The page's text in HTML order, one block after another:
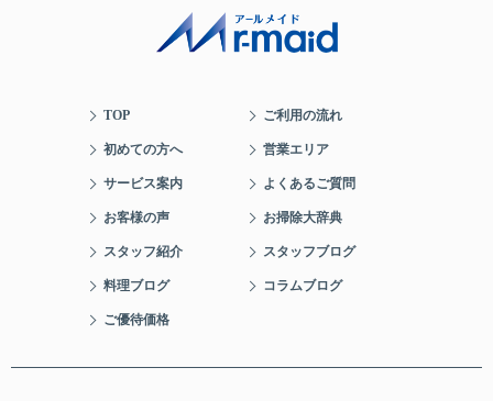
TOP ご利用の流れ
初めての方へ 営業エリア
サービス案内 よくあるご質問
お客様の声 お掃除大辞典
スタッフ紹介 スタッフブログ
料理ブログ コラムブログ
ご優待価格